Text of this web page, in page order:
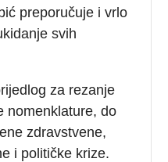
preporučuje i vrlo
svih
za rezanje
nomenklature, do
zdravstvene,
i političke krize.